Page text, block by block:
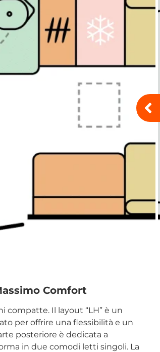
Comfort
compatte. Il layout “LH” è un
per offrire una flessibilità e un
posteriore è dedicata a
in due comodi letti singoli. La